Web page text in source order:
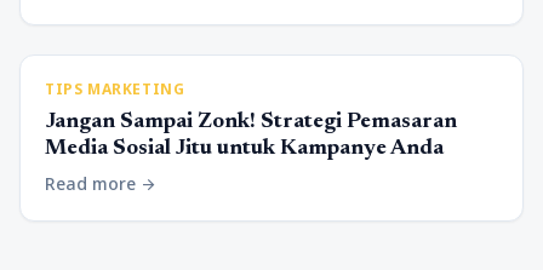
TIPS MARKETING
Jangan Sampai Zonk! Strategi Pemasaran
Media Sosial Jitu untuk Kampanye Anda
Read more arrow_forward